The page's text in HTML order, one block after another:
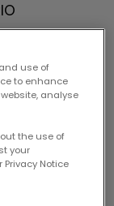
use of
to enhance
analyse
the use of
your
Notice